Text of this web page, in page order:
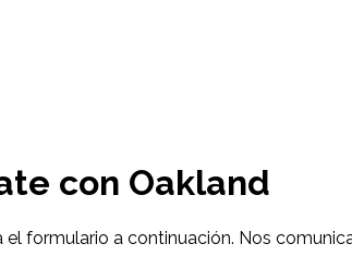
con Oakland
formulario a continuación. Nos